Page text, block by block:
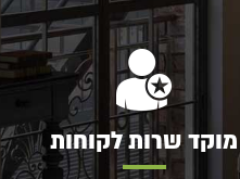
מוקד שרות לקוחות